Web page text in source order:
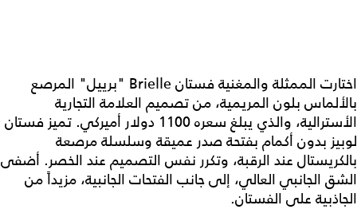
اختارت الممثلة والمغنية فستان Brielle "برييل" المرصع
بالألماس بلون المريمية، من تصميم العلامة التجارية
الأسترالية، والذي يبلغ سعره 1100 دولار أميركي. تميز فستان
لوبيز بدون أكمام بفتحة صدر عميقة وسلسلة مرصعة
بالكريستال عند الرقبة، وتكرر نفس التصميم عند الخصر. أضفى
الشق الجانبي العالي، إلى جانب الفتحات الجانبية، مزيداً من
الجاذبية على الفستان.